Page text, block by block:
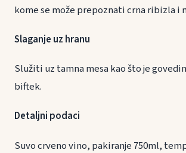
kome se može prepoznati crna ribizla i
Slaganje uz hranu
Služiti uz tamna mesa kao što je
biftek.
Detaljni podaci
Suvo crveno vino, pakiranje 750ml,